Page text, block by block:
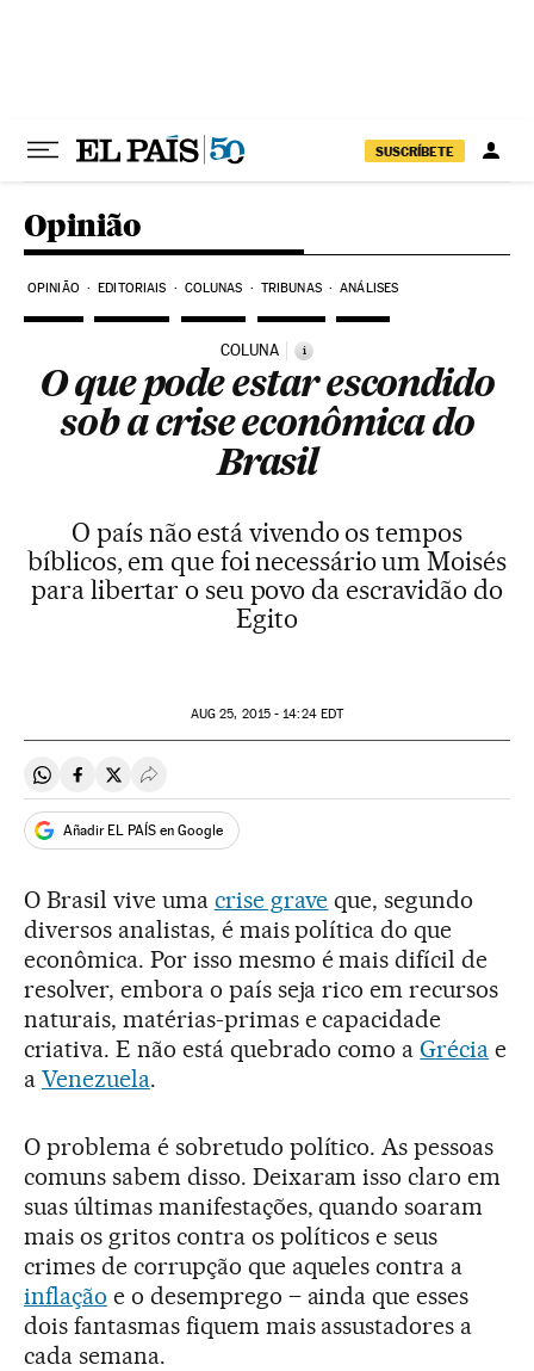
SUSCRÍBETE
Opinião
OPINIÃO EDITORIAIS COLUNAS TRIBUNAS ANÁLISES
COLUNA i
O que pode estar escondido
sob a crise econômica do
Brasil
O país não está vivendo os tempos
bíblicos, em que foi necessário um Moisés
para libertar o seu povo da escravidão do
Egito
AUG 25, 2015 - 14:24EDT
Compartir en Whatsapp
Compartir en Facebook
Compartir en Twitter
Desplegar Redes Sociales
Añadir EL PAÍS en Google
O Brasil vive uma crise grave que, segundo
diversos analistas, é mais política do que
econômica. Por isso mesmo é mais difícil de
resolver, embora o país seja rico em recursos
naturais, matérias-primas e capacidade
criativa. E não está quebrado como aGrécia e
a Venezuela.
O problema é sobretudo político. As pessoas
comuns sabem disso. Deixaram isso claro em
suas últimas manifestações, quando soaram
mais os gritos contra os políticos e seus
crimes de corrupção que aqueles contra a
inflação e o desemprego – ainda que esses
dois fantasmas fiquem mais assustadores a
cada semana.